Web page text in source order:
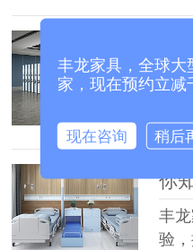
丰
丰
验
丰龙家具，全球大
家，现在预约立减
现在咨询 稍后